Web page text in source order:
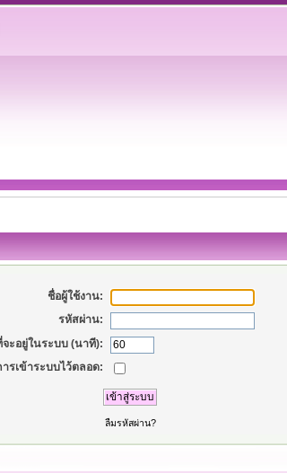
ชื่อผู้ใช้งาน:
รหัสผ่าน:
จะอยู่ในระบบ (นาที):
รเข้าระบบไว้ตลอด:
ลืมรหัสผ่าน?